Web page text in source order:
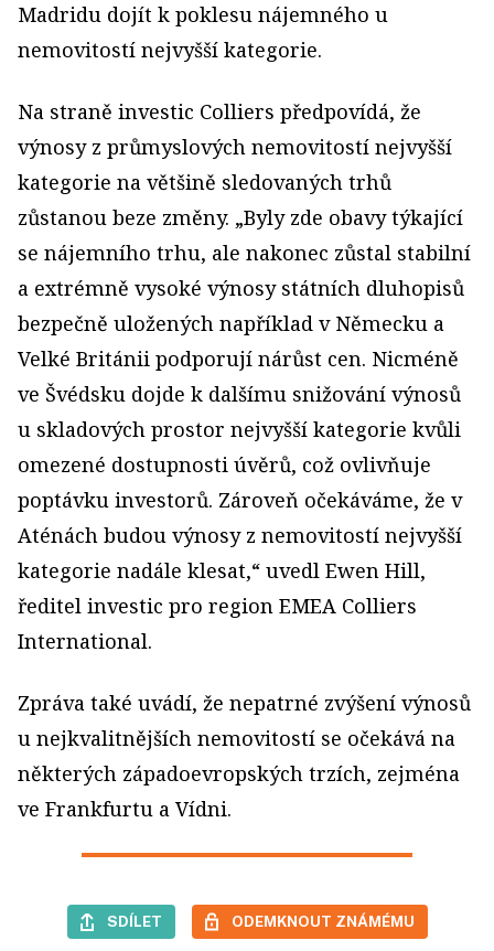
Madridu dojít k poklesu nájemného u
nemovitostí nejvyšší kategorie.
Na straně investic Colliers předpovídá, že
výnosy z průmyslových nemovitostí nejvyšší
kategorie na většině sledovaných trhů
zůstanou beze změny. „Byly zde obavy týkající
se nájemního trhu, ale nakonec zůstal stabilní
a extrémně vysoké výnosy státních dluhopisů
bezpečně uložených například v Německu a
Velké Británii podporují nárůst cen. Nicméně
ve Švédsku dojde k dalšímu snižování výnosů
u skladových prostor nejvyšší kategorie kvůli
omezené dostupnosti úvěrů, což ovlivňuje
poptávku investorů. Zároveň očekáváme, že v
Aténách budou výnosy z nemovitostí nejvyšší
kategorie nadále klesat,“ uvedl Ewen Hill,
ředitel investic pro region EMEA Colliers
International.
Zpráva také uvádí, že nepatrné zvýšení výnosů
u nejkvalitnějších nemovitostí se očekává na
některých západoevropských trzích, zejména
ve Frankfurtu a Vídni.
SDÍLET ODEMKNOUT ZNÁMÉMU